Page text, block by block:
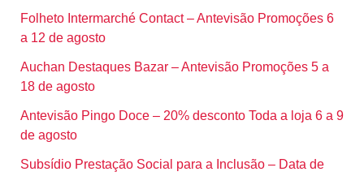
Folheto Intermarché Contact – Antevisão Promoções 6
a 12 de agosto
Auchan Destaques Bazar – Antevisão Promoções 5 a
18 de agosto
Antevisão Pingo Doce – 20% desconto Toda a loja 6 a 9
de agosto
Subsídio Prestação Social para a Inclusão – Data de